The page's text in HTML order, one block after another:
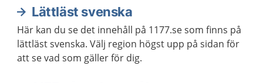
Lättläst svenska
Här kan du se det innehåll på 1177.se som finns på
lättläst svenska. Välj region högst upp på sidan för
att se vad som gäller för dig.